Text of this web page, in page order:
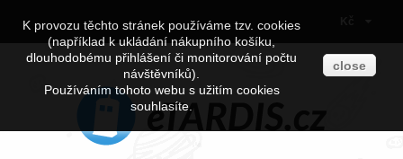
K provozu těchto stránek používáme tzv. cookies
(například k ukládání nákupního košíku,
dlouhodobému přihlášení či monitorování počtu
návštěvníků).
Používáním tohoto webu s užitím cookies
souhlasíte.
close